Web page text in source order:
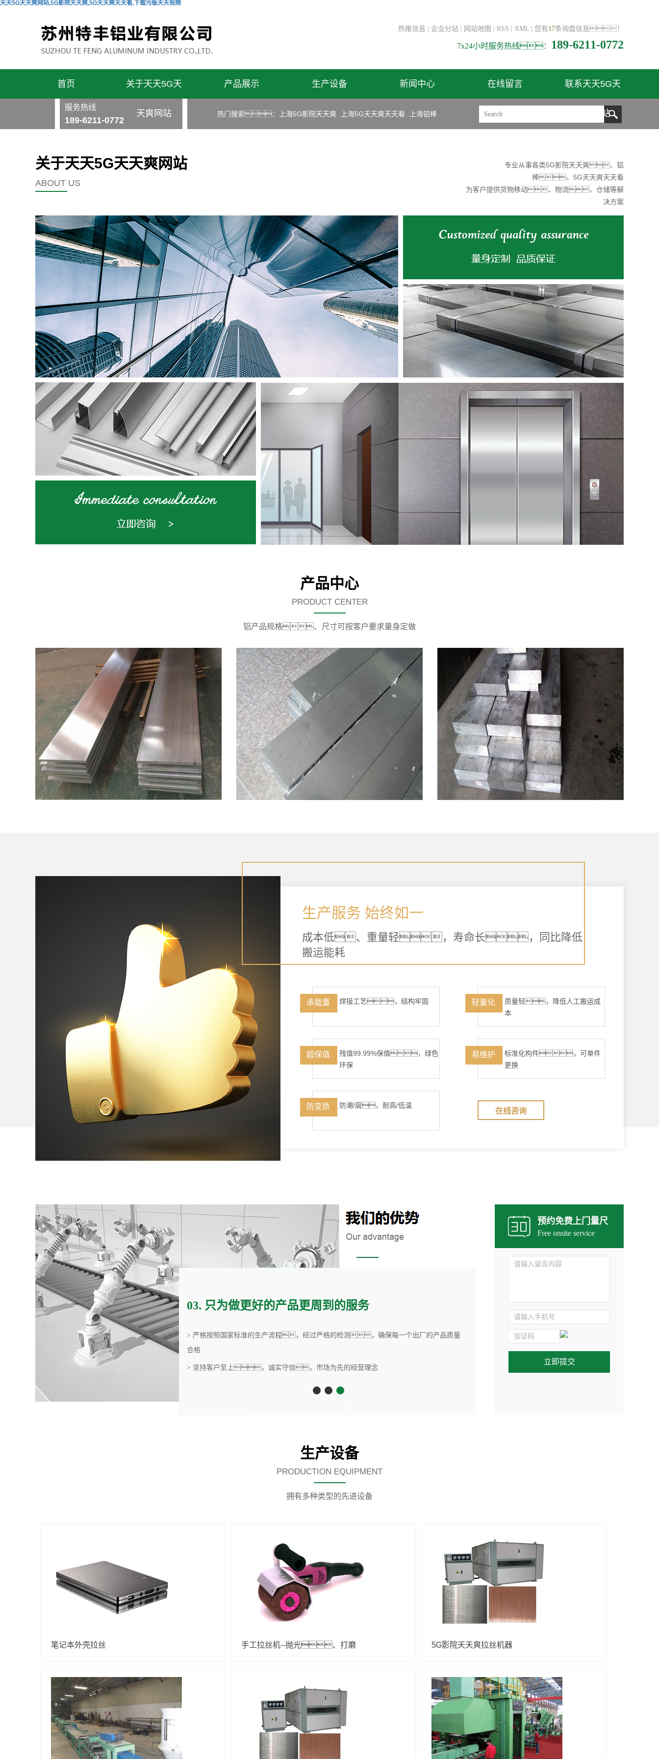
天天5G天天爽网站,5G影院天天爽,5G天天爽天天看,下载污版天天视频
热推信息 企业分站 网站地图 RSS XML 您有17条询盘信息！
7x24小时服务热线： 189-6211-0772
首页 关于天天5G天
天爽网站
产品展示 生产设备 新闻中心 在线留言 联系天天5G天
天爽网站
服务热线
189-6211-0772
热门搜索： 上海5G影院天天爽 上海5G天天爽天天看 上海铝棒
关于天天5G天天爽网站
ABOUT US
专业从事各类5G影院天天爽、铝
棒、5G天天爽天天看
为客户提供货物移动、物流、仓储等解
决方案
产品中心
PRODUCT CENTER
铝产品规格、尺寸可按客户要求量身定做
生产服务 始终如一
成本低、重量轻，寿命长，同比降低
搬运能耗
承载重 焊接工艺，结构牢固 轻量化
质量轻，降低人工搬运成
本
超保值
残值99.99%保值，绿色
环保
易维护
标准化构件，可单件
更换
防变质 防潮/腐，耐高/低温
在线咨询
品更周到的服务
，经过严格的检测，确保每一个出厂的产品质量
信，市场为先的经营理念
01. 具有丰富的5G影院天天爽制造经验
> 拥有多种类型的先进制造生产设备
> 自主生产，质量更优，一站式采购
02. 产品规格齐全，卓越品
> 产品广泛应用应用于冲压、家电工业、钣金
模具加工、船舶制造、交通设施、管道保
预约免费上门量尺
Free onsite service
生产设备
PRODUCTION EQUIPMENT
拥有多种类型的先进设备
笔记本外壳拉丝 手工拉丝机--抛光、打磨 5G影院天天爽拉丝机器